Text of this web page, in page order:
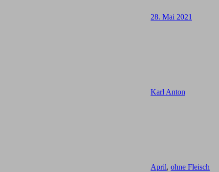
28. Mai 2021
Karl Anton
April, ohne Fleisch